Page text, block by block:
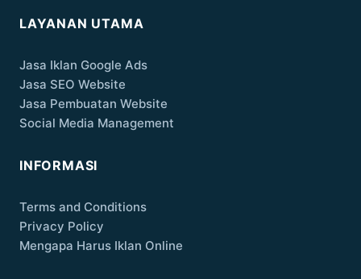
LAYANAN UTAMA
Jasa Iklan Google Ads
Jasa SEO Website
Jasa Pembuatan Website
Social Media Management
INFORMASI
Terms and Conditions
Privacy Policy
Mengapa Harus Iklan Online